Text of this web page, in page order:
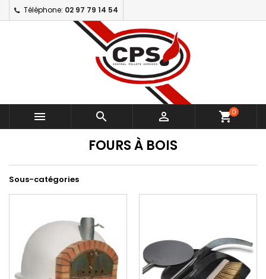
Téléphone: 02 97 79 14 54
   shopping_cart0
FOURS À BOIS
Sous-catégories